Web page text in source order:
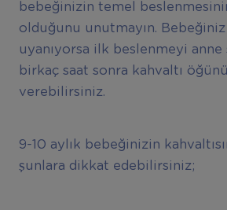
bebeğinizin temel
olduğunu unutmayın. Bebeğiniz
uyanıyorsa ilk beslenmeyi anne
birkaç saat sonra kahvaltı
verebilirsiniz.
9-10 aylık bebeğinizin
şunlara dikkat edebilirsiniz;